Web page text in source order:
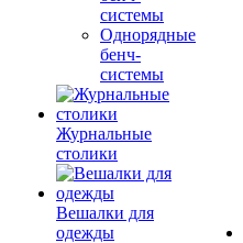
системы
Однорядные
бенч-
системы
Журнальные
столики
Вешалки для
одежды